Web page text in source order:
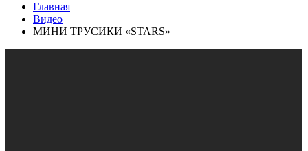
Главная
Видео
МИНИ ТРУСИКИ «STARS»